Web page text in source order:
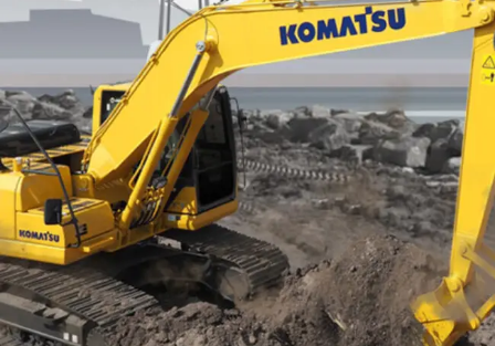
EXCAVATOR TOOLS
KOMATSU PC200-10M0 CE
Find Out More